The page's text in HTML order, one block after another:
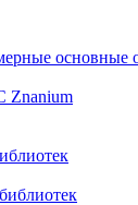
основные
Znanium